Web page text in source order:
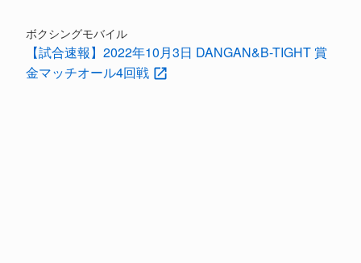
ボクシングモバイル
【試合速報】2022年10月3日 DANGAN&B-TIGHT 賞
金マッチオール4回戦